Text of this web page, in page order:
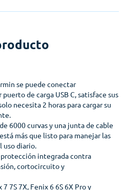
se puede conectar
de carga USB C, satisface sus
necesita 2 horas para cargar su
6000 curvas y una junta de cable
más que listo para manejar las
uso diario.
integrada contra
cortocircuito y
7S 7X, Fenix 6 6S 6X Pro y